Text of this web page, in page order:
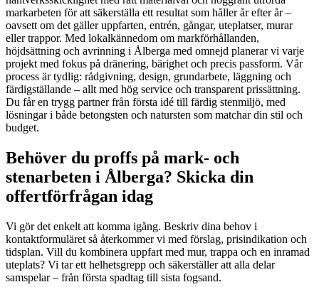
markarbeten för att säkerställa ett resultat som håller år efter år –
oavsett om det gäller uppfarten, entrén, gångar, uteplatser, murar
eller trappor. Med lokalkännedom om markförhållanden,
höjdsättning och avrinning i Ålberga med omnejd planerar vi varje
projekt med fokus på dränering, bärighet och precis passform. Vår
process är tydlig: rådgivning, design, grundarbete, läggning och
färdigställande – allt med hög service och transparent prissättning.
Du får en trygg partner från första idé till färdig stenmiljö, med
lösningar i både betongsten och natursten som matchar din stil och
budget.
Behöver du proffs på mark- och
stenarbeten i Ålberga? Skicka din
offertförfrågan idag
Vi gör det enkelt att komma igång. Beskriv dina behov i
kontaktformuläret så återkommer vi med förslag, prisindikation och
tidsplan. Vill du kombinera uppfart med mur, trappa och en inramad
uteplats? Vi tar ett helhetsgrepp och säkerställer att alla delar
samspelar – från första spadtag till sista fogsand.